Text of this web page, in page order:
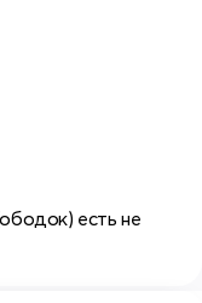
есть не